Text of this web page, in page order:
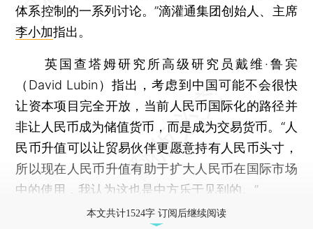
体系控制的一系列讨论。”滴灌通集团创始人、主席
李小加指出。
英国查塔姆研究所高级研究员戴维·鲁宾
（David Lubin）指出，考虑到中国可能不会很快
让资本项目完全开放，当前人民币国际化的路径并
非让人民币成为储值货币，而是成为交易货币。“人
民币升值可以让贸易伙伴更愿意持有人民币头寸，
所以现在人民币升值有助于扩大人民币在国际市场
中的使用，我认为这也是中方乐于见到的。”
本文共计1524字 订阅后继续阅读